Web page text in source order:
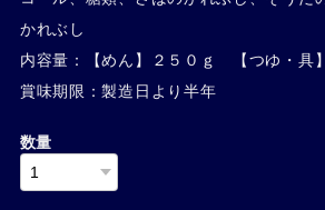
かれぶし
内容量：【めん】２５０ｇ 【つゆ・具
賞味期限：製造日より半年
数量